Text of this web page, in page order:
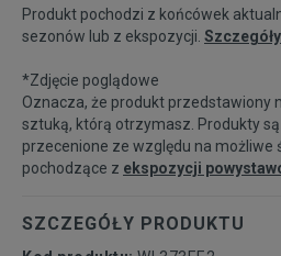
36 22,5 cm
36,5 23 cm
37 23,5 cm
Produkt pochodzi z końcówek
sezonów lub z ekspozycji.
*Zdjęcie poglądowe
Oznacza, że produkt przedstawiony
sztuką, którą otrzymasz. Produkty
przecenione ze względu na możliwe
pochodzące z ekspozycji
SZCZEGÓŁY PRODUKTU